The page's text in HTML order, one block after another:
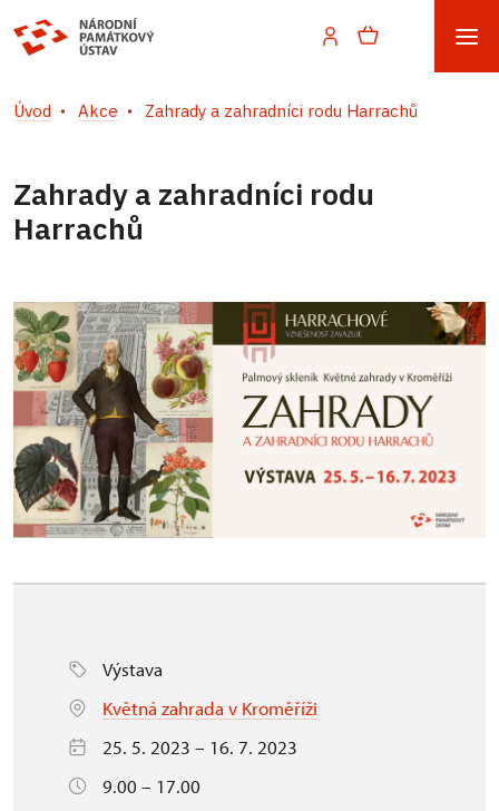
Úvod Akce Zahrady a zahradníci rodu Harrachů
Zahrady a zahradníci rodu
Harrachů
Výstava
Květná zahrada v Kroměříži
25. 5. 2023 – 16. 7. 2023
9.00 – 17.00